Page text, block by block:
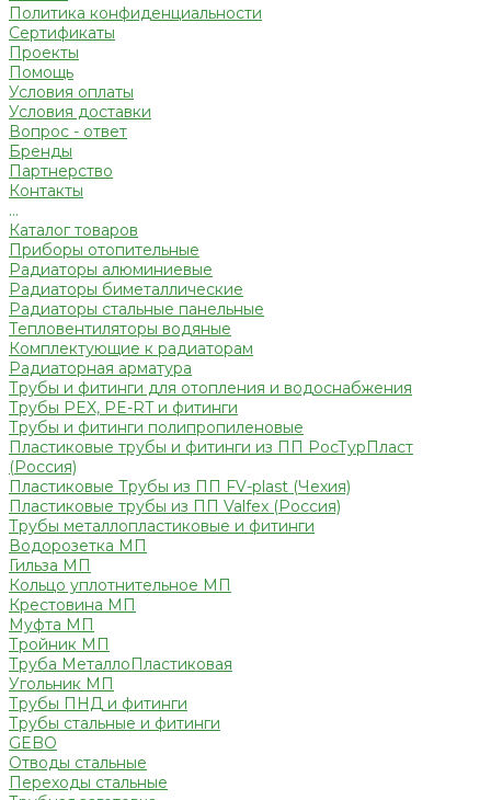
Политика конфиденциальности
Сертификаты
Проекты
Помощь
Условия оплаты
Условия доставки
Вопрос - ответ
Бренды
Партнерство
Контакты
...
Каталог товаров
Приборы отопительные
Радиаторы алюминиевые
Радиаторы биметаллические
Радиаторы стальные панельные
Тепловентиляторы водяные
Комплектующие к радиаторам
Радиаторная арматура
Трубы и фитинги для отопления и водоснабжения
Трубы PEX, PE-RT и фитинги
Трубы и фитинги полипропиленовые
Пластиковые трубы и фитинги из ПП РосТурПласт
(Россия)
Пластиковые Трубы из ПП FV-plast (Чехия)
Пластиковые трубы из ПП Valfex (Россия)
Трубы металлопластиковые и фитинги
Водорозетка МП
Гильза МП
Кольцо уплотнительное МП
Крестовина МП
Муфта МП
Тройник МП
Труба МеталлоПластиковая
Угольник МП
Трубы ПНД и фитинги
Трубы стальные и фитинги
GEBO
Отводы стальные
Переходы стальные